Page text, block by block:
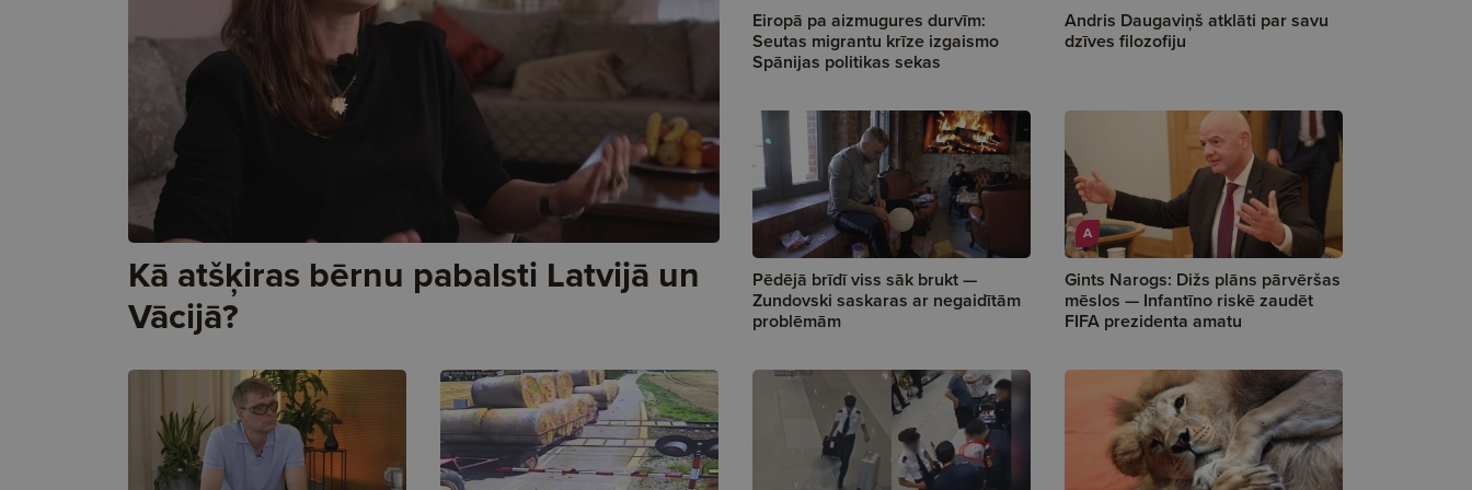
Kā atšķiras bērnu pabalsti Latvijā un
Vācijā?
Eiropā pa aizmugures durvīm:
Seutas migrantu krīze izgaismo
Spānijas politikas sekas
Andris Daugaviņš atklāti par savu
dzīves filozofiju
Pēdējā brīdī viss sāk brukt —
Zundovski saskaras ar negaidītām
problēmām
A
Gints Narogs: Dižs plāns pārvēršas
mēslos — Infantīno riskē zaudēt
FIFA prezidenta amatu